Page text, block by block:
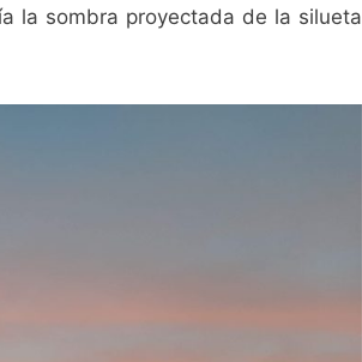
la sombra proyectada de la silueta